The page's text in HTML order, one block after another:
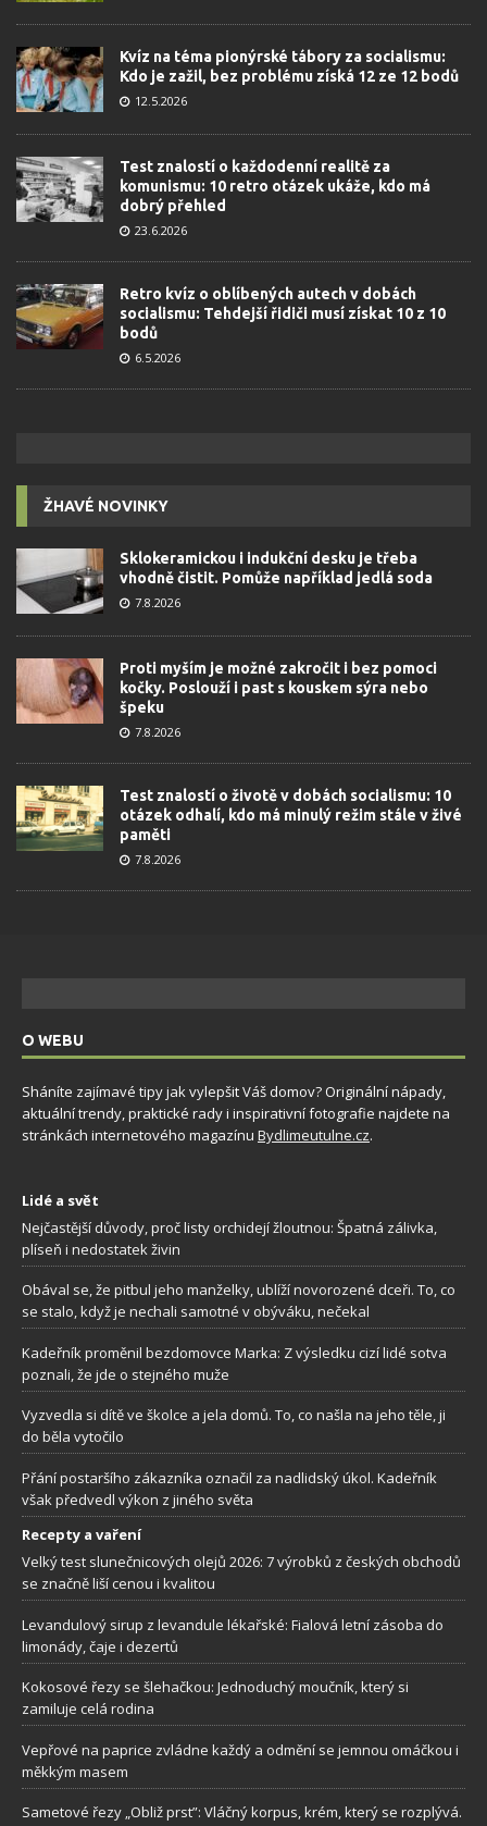
Kvíz na téma pionýrské tábory za socialismu:
Kdo je zažil, bez problému získá 12 ze 12 bodů
12.5.2026
Test znalostí o každodenní realitě za
komunismu: 10 retro otázek ukáže, kdo má
dobrý přehled
23.6.2026
Retro kvíz o oblíbených autech v dobách
socialismu: Tehdejší řidiči musí získat 10 z 10
bodů
6.5.2026
ŽHAVÉ NOVINKY
Sklokeramickou i indukční desku je třeba
vhodně čistit. Pomůže například jedlá soda
7.8.2026
Proti myším je možné zakročit i bez pomoci
kočky. Poslouží i past s kouskem sýra nebo
špeku
7.8.2026
Test znalostí o životě v dobách socialismu: 10
otázek odhalí, kdo má minulý režim stále v živé
paměti
7.8.2026
O WEBU
Sháníte zajímavé tipy jak vylepšit Váš domov? Originální nápady,
aktuální trendy, praktické rady i inspirativní fotografie najdete na
stránkách internetového magazínu Bydlimeutulne.cz.
Lidé a svět
Nejčastější důvody, proč listy orchidejí žloutnou: Špatná zálivka,
plíseň i nedostatek živin
Obával se, že pitbul jeho manželky, ublíží novorozené dceři. To, co
se stalo, když je nechali samotné v obýváku, nečekal
Kadeřník proměnil bezdomovce Marka: Z výsledku cizí lidé sotva
poznali, že jde o stejného muže
Vyzvedla si dítě ve školce a jela domů. To, co našla na jeho těle, ji
do běla vytočilo
Přání postaršího zákazníka označil za nadlidský úkol. Kadeřník
však předvedl výkon z jiného světa
Recepty a vaření
Velký test slunečnicových olejů 2026: 7 výrobků z českých obchodů
se značně liší cenou i kvalitou
Levandulový sirup z levandule lékařské: Fialová letní zásoba do
limonády, čaje i dezertů
Kokosové řezy se šlehačkou: Jednoduchý moučník, který si
zamiluje celá rodina
Vepřové na paprice zvládne každý a odmění se jemnou omáčkou i
měkkým masem
Sametové řezy „Obliž prst”: Vláčný korpus, krém, který se rozplývá.